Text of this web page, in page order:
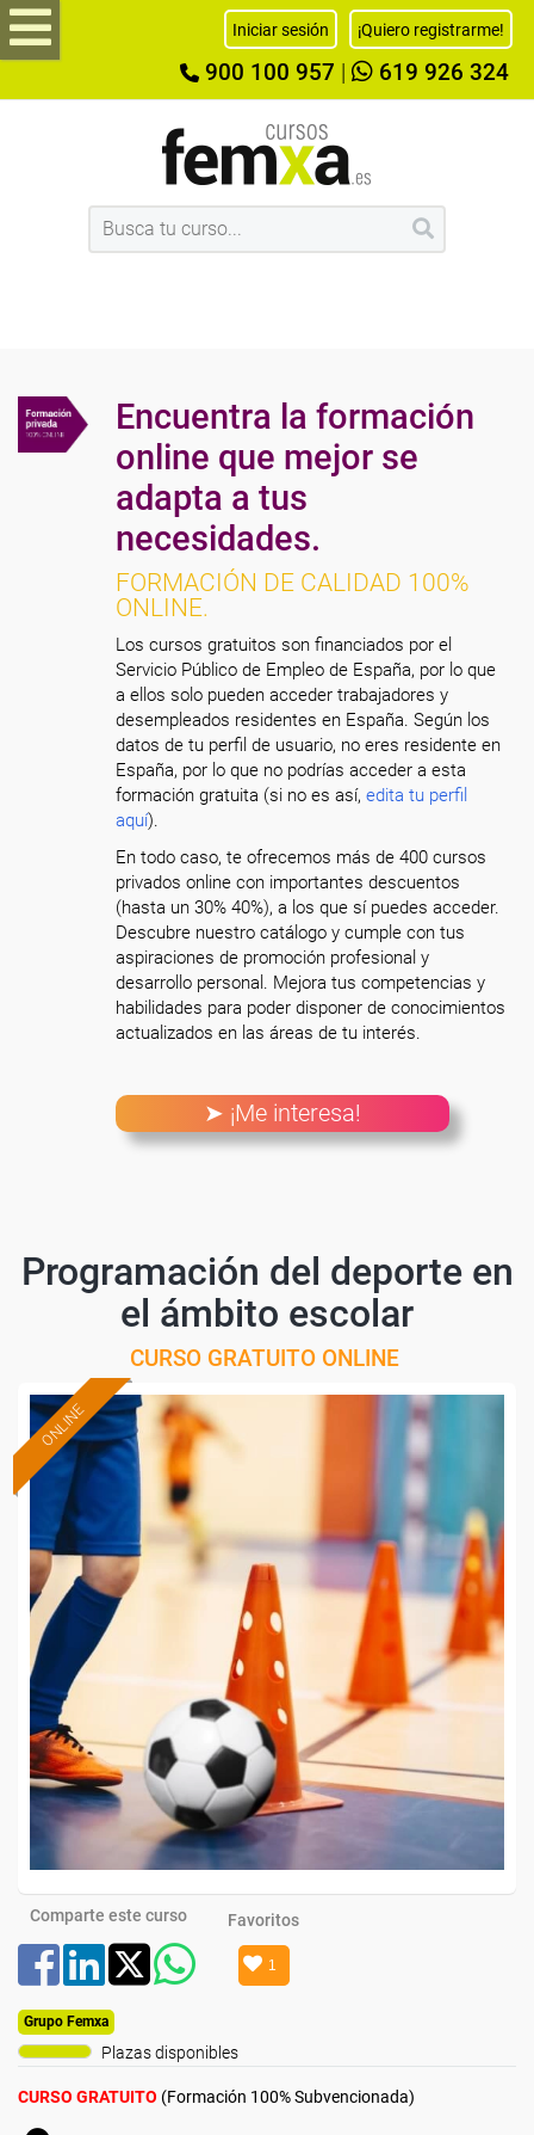
Iniciar sesión ¡Quiero registrarme!
900 100 957 619 926 324
Encuentra la formación
online que mejor se
adapta a tus
necesidades.
FORMACIÓN DE CALIDAD 100%
ONLINE.
Los cursos gratuitos son financiados por el
Servicio Público de Empleo de España, por lo que
a ellos solo pueden acceder trabajadores y
desempleados residentes en España. Según los
datos de tu perfil de usuario, no eres residente en
España, por lo que no podrías acceder a esta
formación gratuita (si no es así,edita tu perfil
aquí).
En todo caso, te ofrecemos más de 400 cursos
privados online con importantes descuentos
(hasta un 30% 40%), a los que sí puedes acceder.
Descubre nuestro catálogo y cumple con tus
aspiraciones de promoción profesional y
desarrollo personal. Mejora tus competencias y
habilidades para poder disponer de conocimientos
actualizados en las áreas de tu interés.
➤ ¡Me interesa!
Programación del deporte en
el ámbito escolar
CURSO GRATUITO ONLINE
ONLINE
Comparte este curso Favoritos
1
Grupo Femxa
Plazas disponibles
CURSO GRATUITO (Formación 100% Subvencionada)